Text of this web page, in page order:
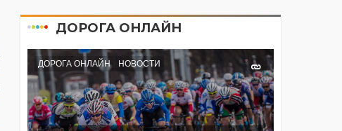
ДОРОГА ОНЛАЙН
ДОРОГА ОНЛАЙН НОВОСТИ